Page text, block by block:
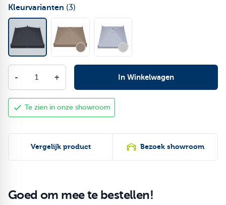
Kleurvarianten (3)
- + In Winkelwagen
Te zien in onze showroom
Vergelijk product Bezoek showroom
Goed om mee te bestellen!